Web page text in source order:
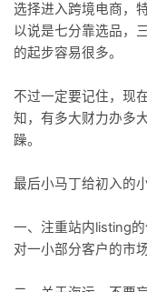
选择进入跨境电商，
以说是七分靠选品，
的起步容易很多。
不过一定要记住，现
知，有多大财力办多
躁。
最后小马丁给初入的
一、注重站内listing
对一小部分客户的市